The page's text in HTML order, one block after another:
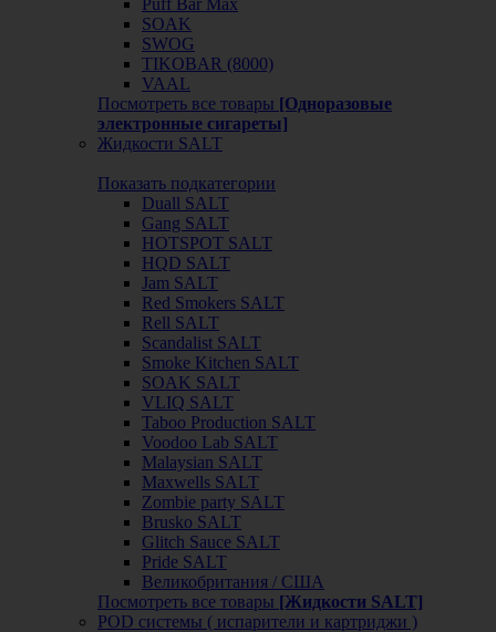
SOAK
SWOG
TIKOBAR (8000)
VAAL
Посмотреть все товары [Одноразовые
электронные сигареты]
Жидкости SALT
Показать подкатегории
Duall SALT
Gang SALT
HOTSPOT SALT
HQD SALT
Jam SALT
Red Smokers SALT
Rell SALT
Scandalist SALT
Smoke Kitchen SALT
SOAK SALT
VLIQ SALT
Taboo Production SALT
Voodoo Lab SALT
Malaysian SALT
Maxwells SALT
Zombie party SALT
Brusko SALT
Glitch Sauce SALT
Pride SALT
Великобритания / США
Посмотреть все товары [Жидкости SALT]
POD системы ( испарители и картриджи )